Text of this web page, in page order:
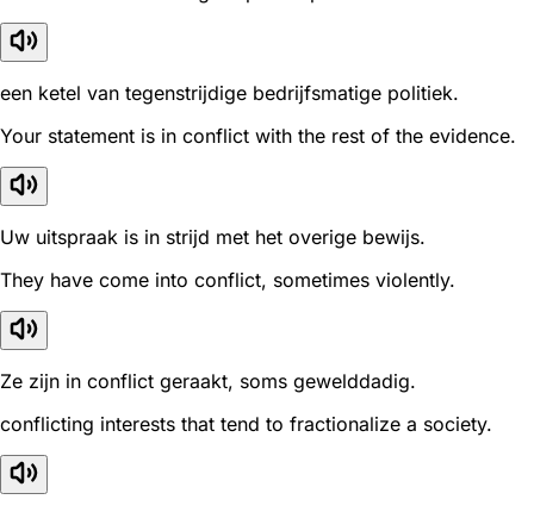
een ketel van tegenstrijdige bedrijfsmatige politiek.
Your statement is in conflict with the rest of the evidence.
Uw uitspraak is in strijd met het overige bewijs.
They have come into conflict, sometimes violently.
Ze zijn in conflict geraakt, soms gewelddadig.
conflicting interests that tend to fractionalize a society.